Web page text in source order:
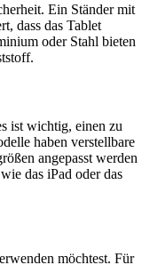
Ein Ständer mit
dass das Tablet
oder Stahl bieten
ist wichtig, einen zu
haben verstellbare
angepasst werden
das iPad oder das
möchtest. Für